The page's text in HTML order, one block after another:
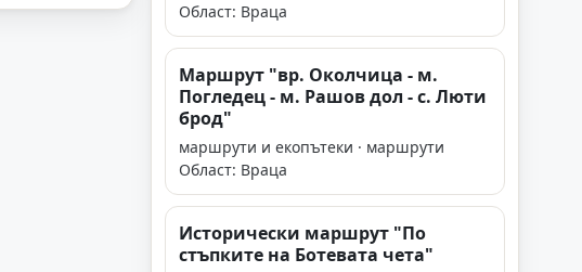
Област: Враца
Маршрут "вр. Околчица - м.
Погледец - м. Рашов дол - с. Люти
брод"
маршрути и екопътеки · маршрути
Област: Враца
Исторически маршрут "По
стъпките на Ботевата чета"